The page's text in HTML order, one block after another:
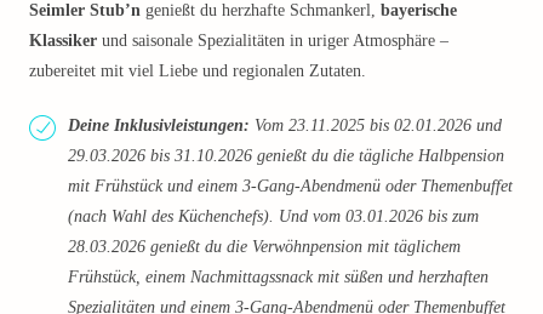
Seimler Stub’n genießt du herzhafte Schmankerl, bayerische
Klassiker und saisonale Spezialitäten in uriger Atmosphäre –
zubereitet mit viel Liebe und regionalen Zutaten.
Deine Inklusivleistungen: Vom 23.11.2025 bis 02.01.2026 und
29.03.2026 bis 31.10.2026 genießt du die tägliche Halbpension
mit Frühstück und einem 3-Gang-Abendmenü oder Themenbuffet
(nach Wahl des Küchenchefs). Und vom 03.01.2026 bis zum
28.03.2026 genießt du die Verwöhnpension mit täglichem
Frühstück, einem Nachmittagssnack mit süßen und herzhaften
Spezialitäten und einem 3-Gang-Abendmenü oder Themenbuffet